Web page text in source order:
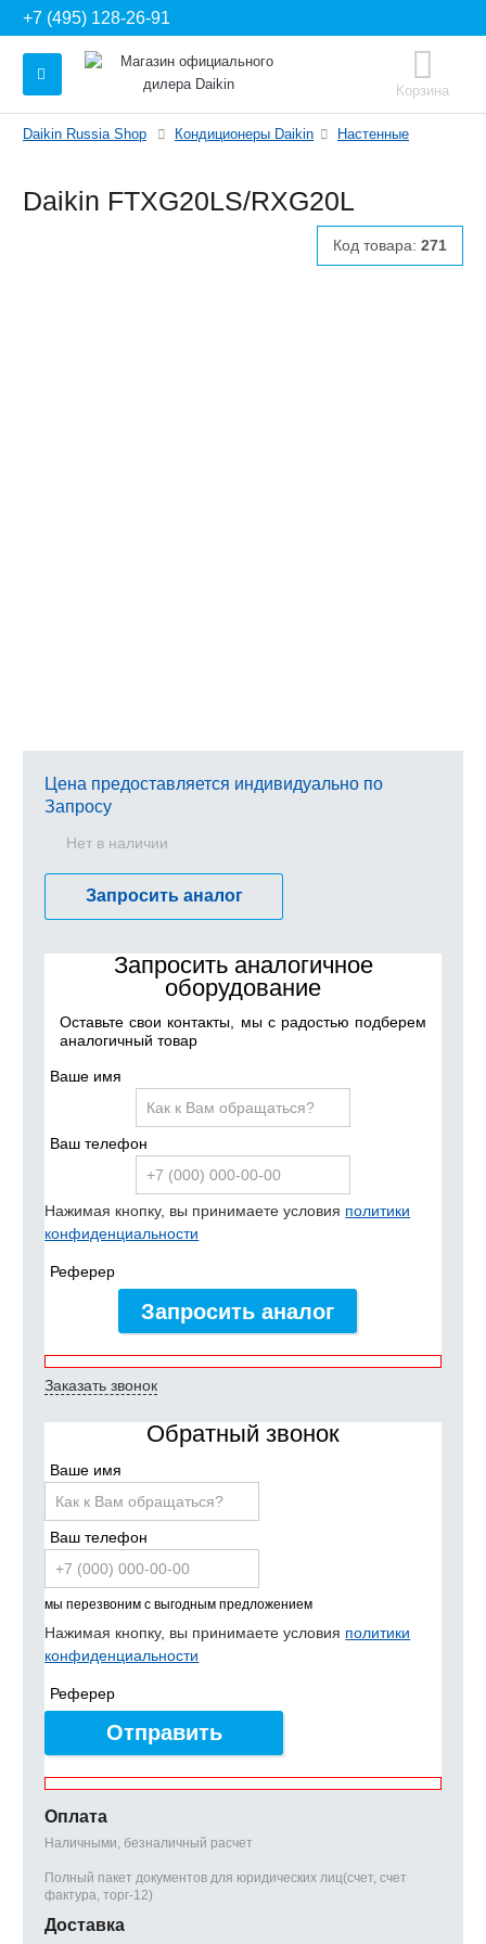
+7 (495) 128-26-91
Корзина
Daikin Russia Shop Кондиционеры Daikin Настенные
Daikin FTXG20LS/RXG20L
Код товара: 271
Цена предоставляется индивидуально по
Запросу
Нет в наличии
Запросить аналог
Запросить аналогичное
оборудование
Оставьте свои контакты, мы с радостью подберем
аналогичный товар
Ваше имя
Ваш телефон
Нажимая кнопку, вы принимаете условия политики
конфиденциальности
Реферер
Запросить аналог
Заказать звонок
Обратный звонок
Ваше имя
Ваш телефон
мы перезвоним с выгодным предложением
Нажимая кнопку, вы принимаете условия политики
конфиденциальности
Реферер
Отправить
Оплата
Наличными, безналичный расчет
Полный пакет документов для юридических лиц(счет, счет
фактура, торг-12)
Доставка